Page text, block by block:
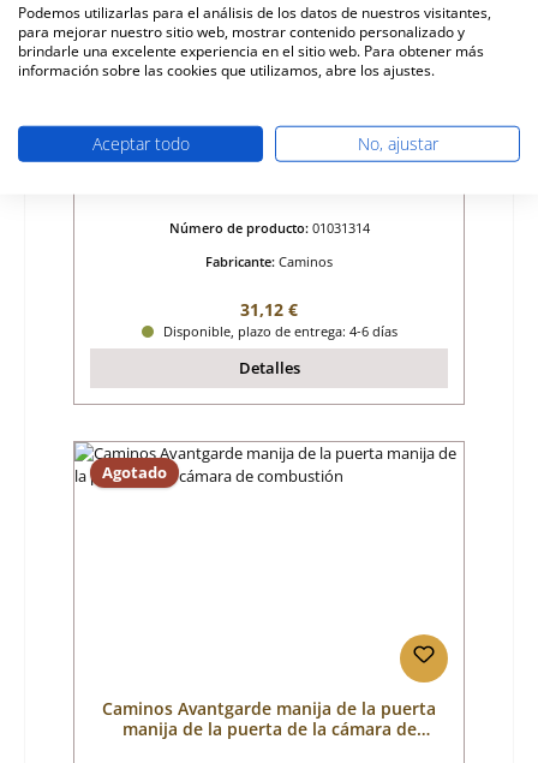
Caminos Avantgarde junta de la puerta
Número de producto: 01031314
Fabricante: Caminos
Precio normal:
31,12 €
Disponible, plazo de entrega: 4-6 días
Detalles
Agotado
Caminos Avantgarde manija de la puerta
manija de la puerta de la cámara de
Podemos utilizarlas para el análisis de los datos de nuestros visitantes,
para mejorar nuestro sitio web, mostrar contenido personalizado y
brindarle una excelente experiencia en el sitio web. Para obtener más
información sobre las cookies que utilizamos, abre los ajustes.
Aceptar todo No, ajustar